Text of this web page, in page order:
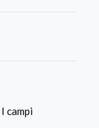
I campi